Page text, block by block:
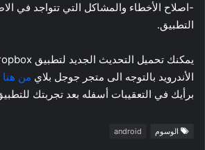
-اصلاح الأخطاء والمشاكل التي تتواجد في
التطبيق.
الأندرويد بالتوجه الى متجر جوجل بلاي من هنا
برأيك في التعقيبات أسفله بعد تجربتك
الوسوم android